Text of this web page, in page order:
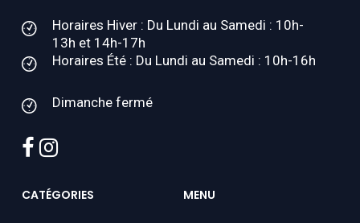
Horaires Hiver : Du Lundi au Samedi : 10h-
13h et 14h-17h
Horaires Été : Du Lundi au Samedi : 10h-16h
Dimanche fermé
facebook
instagram
CATÉGORIES MENU